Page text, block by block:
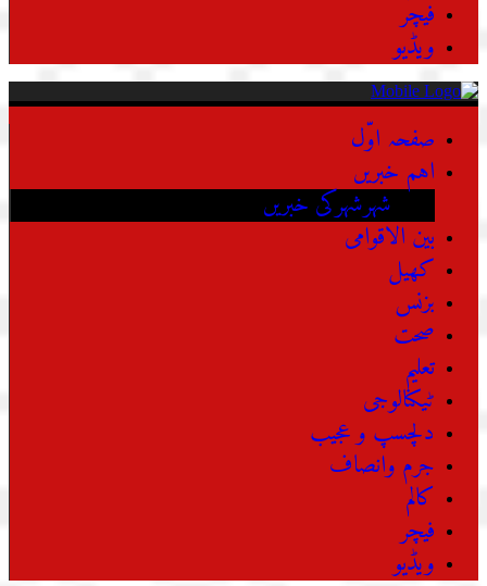
فیچر
ویڈیو
صفحہ اوّل
اہم خبریں
شہرشہرکی خبریں
بین الاقوامی
کھیل
بزنس
صحت
تعلیم
ٹیکنالوجی
دلچسپ و عجیب
جرم وانصاف
کالم
فیچر
ویڈیو